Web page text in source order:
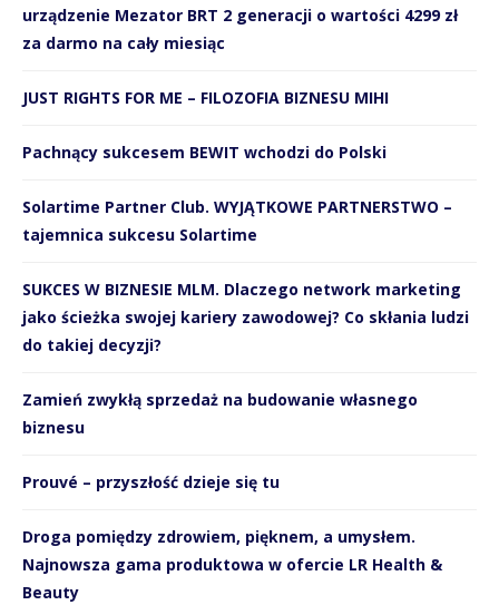
urządzenie Mezator BRT 2 generacji o wartości 4299 zł
za darmo na cały miesiąc
JUST RIGHTS FOR ME – FILOZOFIA BIZNESU MIHI
Pachnący sukcesem BEWIT wchodzi do Polski
Solartime Partner Club. WYJĄTKOWE PARTNERSTWO –
tajemnica sukcesu Solartime
SUKCES W BIZNESIE MLM. Dlaczego network marketing
jako ścieżka swojej kariery zawodowej? Co skłania ludzi
do takiej decyzji?
Zamień zwykłą sprzedaż na budowanie własnego
biznesu
Prouvé – przyszłość dzieje się tu
Droga pomiędzy zdrowiem, pięknem, a umysłem.
Najnowsza gama produktowa w ofercie LR Health &
Beauty